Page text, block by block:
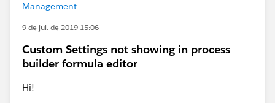
Management
9 de jul. de 2019 15:06
Custom Settings not showing in process
builder formula editor
Hi!